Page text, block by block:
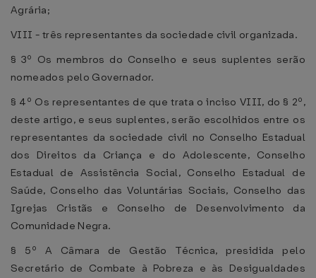
Agrária;
VIII - três representantes da sociedade civil organizada.
§ 3º Os membros do Conselho e seus suplentes serão
nomeados pelo Governador.
§ 4º Os representantes de que trata o inciso VIII, do § 2º,
deste artigo, e seus suplentes, serão escolhidos entre os
representantes da sociedade civil no Conselho Estadual
dos Direitos da Criança e do Adolescente, Conselho
Estadual de Assistência Social, Conselho Estadual de
Saúde, Conselho das Voluntárias Sociais, Conselho das
Igrejas Cristãs e Conselho de Desenvolvimento da
Comunidade Negra.
§ 5º A Câmara de Gestão Técnica, presidida pelo
Secretário de Combate à Pobreza e às Desigualdades